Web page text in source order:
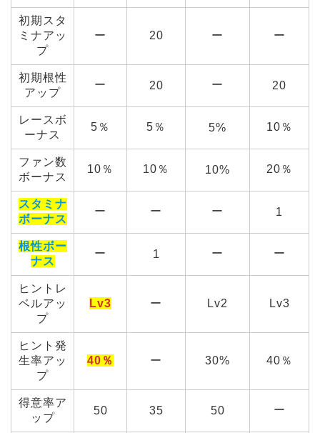
初期スタ
ミナアッ
プ
ー 20 ー ー
初期根性
アップ
ー 20 ー 20
レースボ
ーナス
5％ 5％ 5% 10％
ファン数
ボーナス
10％ 10％ 10% 20％
スタミナ
ボーナス
ー ー ー 1
根性ボー
ナス
ー 1 ー ー
ヒントレ
ベルアッ
プ
Lv3 ー Lv2 Lv3
ヒント発
生率アッ
プ
40％ ー 30% 40％
得意率ア
ップ
50 35 50 ー